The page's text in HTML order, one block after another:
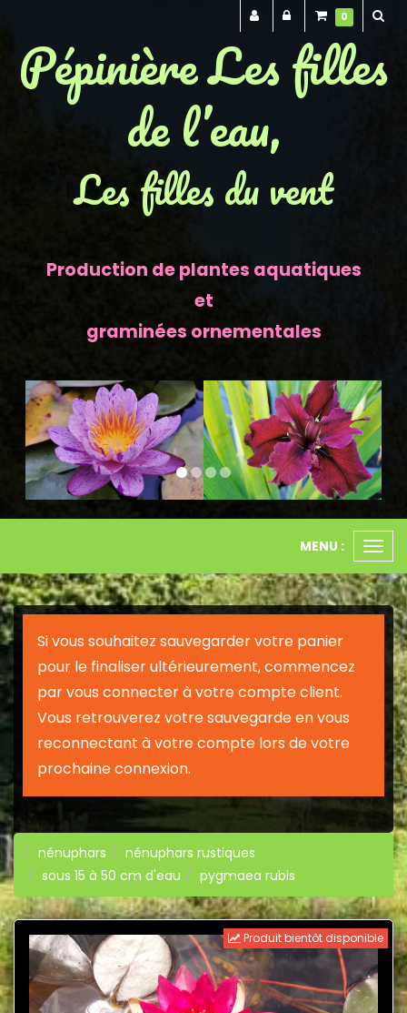
Pépinière Les filles
de l’eau,
Les filles du vent
Production de plantes aquatiques
et
graminées ornementales
Previous Next
le
MENU :
Si vous souhaitez sauvegarder votre panier
pour le finaliser ultérieurement, commencez
par vous connecter à votre compte client.
Vous retrouverez votre sauvegarde en vous
reconnectant à votre compte lors de votre
prochaine connexion.
nénuphars
nénuphars rustiques
sous 15 à 50 cm d'eau
pygmaea rubis
Produit bientôt disponible
0